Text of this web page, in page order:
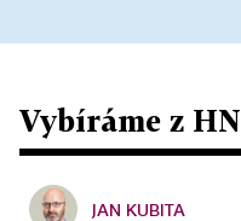
Vybíráme z HN
JAN KUBITA